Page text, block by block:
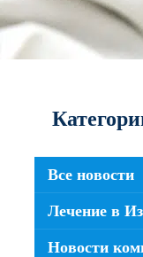
Все новости
Лечение в
Новости